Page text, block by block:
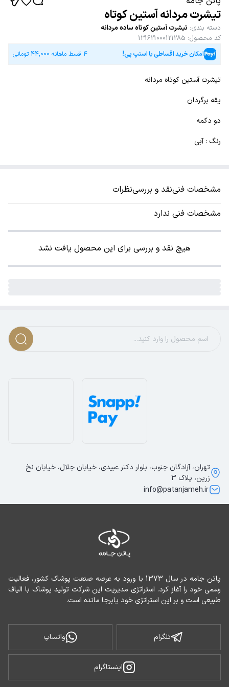
تیشرت مردانه آستین کوتاه
دسته بندی: تیشرت آستین کوتاه ساده مردانه
کد محصول:
131621000121285
امکان خرید اقساطی با اسنپ پی! 4 قسط ماهانه 44,000 تومانی
تیشرت آستین کوتاه مردانه
یقه برگردان
دو دکمه
رنگ : آبی
مشخصات فنینقد و بررسینظرات
مشخصات فنی ندارد
هیچ نقد و بررسی برای این محصول یافت نشد
طبیعی است و بر این استراتژی خود پابرجا مانده است.
تلگرام واتساپ
اینستاگرام
تهران، آزادگان جنوب، بلوار دکتر عبیدی، خیابان جلال، خیابان نخ
زرین، پلاک 3
info@patanjameh.ir